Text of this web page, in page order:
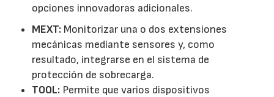
opciones innovadoras adicionales.
MEXT: Monitorizar una o dos extensiones
mecánicas mediante sensores y, como
resultado, integrarse en el sistema de
protección de sobrecarga.
TOOL: Permite que varios dispositivos